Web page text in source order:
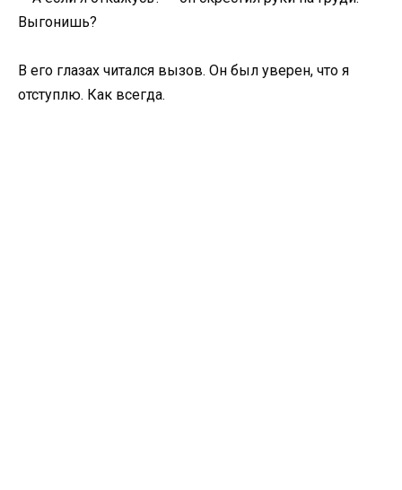
Выгонишь?
В его глазах читался вызов. Он был уверен, что я
отступлю. Как всегда.